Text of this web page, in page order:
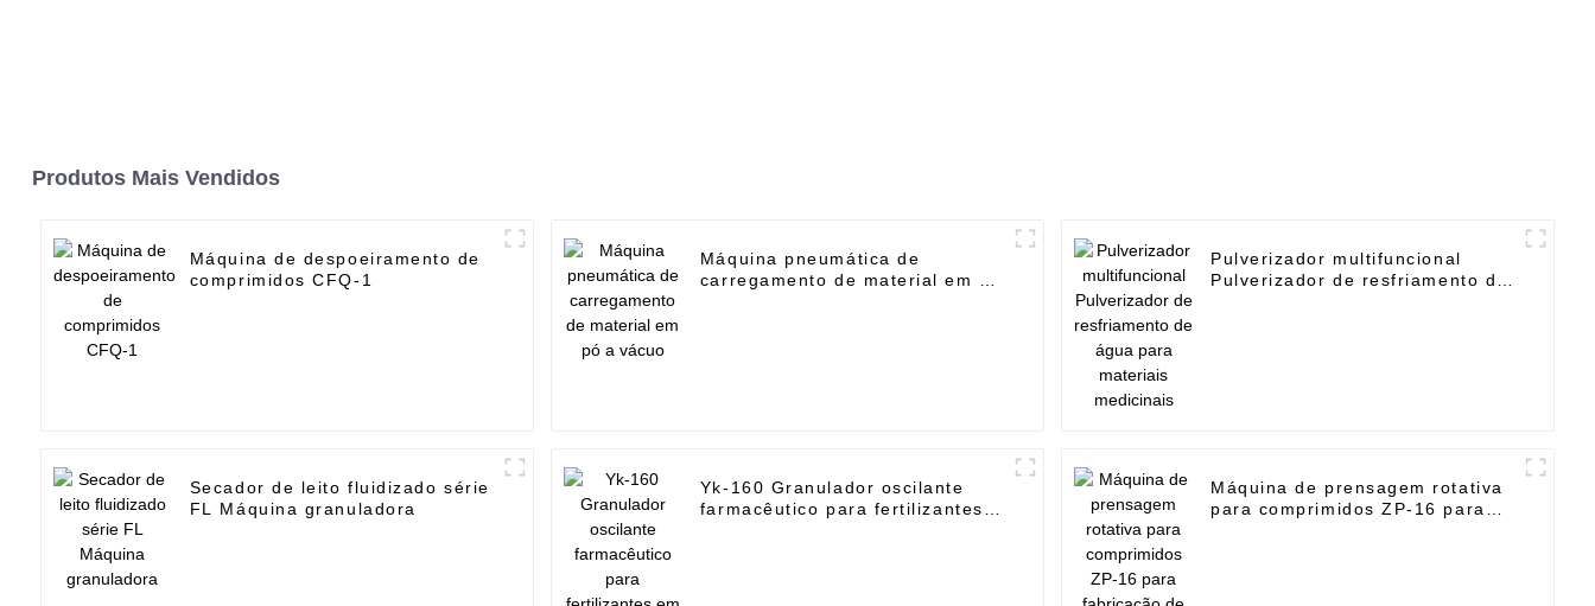
Produtos Mais Vendidos
Máquina de despoeiramento de
comprimidos CFQ-1
Máquina pneumática de
carregamento de material em pó
Pulverizador multifuncional
Pulverizador de resfriamento de
Secador de leito fluidizado série
FL Máquina granuladora
Yk-160 Granulador oscilante
farmacêutico para fertilizantes
Máquina de prensagem rotativa
para comprimidos ZP-16 para